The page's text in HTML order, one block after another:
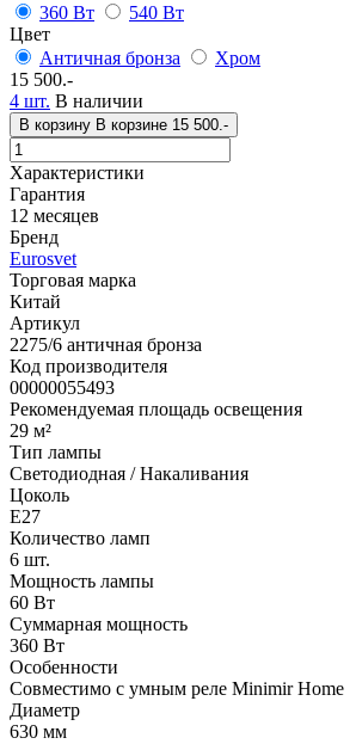
360 Вт
540 Вт
Цвет
Античная бронза
Хром
15 500.-
4 шт. В наличии
В корзину В корзине 15 500.-
Характеристики
Гарантия
12 месяцев
Бренд
Eurosvet
Торговая марка
Китай
Артикул
2275/6 античная бронза
Код производителя
00000055493
Рекомендуемая площадь освещения
29 м²
Тип лампы
Светодиодная / Накаливания
Цоколь
E27
Количество ламп
6 шт.
Мощность лампы
60 Вт
Суммарная мощность
360 Вт
Особенности
Cовместимо с умным реле Minimir Home
Диаметр
630 мм